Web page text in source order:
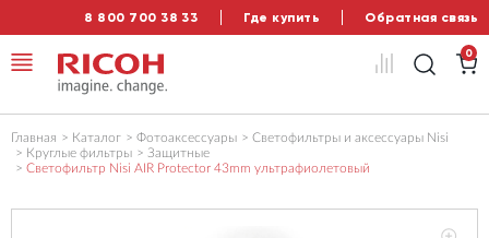
8 800 700 38 33 Где купить Обратная связь
0
Главная Каталог Фотоаксессуары
Светофильтры и аксессуары Nisi
Круглые фильтры
Защитные
Светофильтр Nisi AIR Protector 43mm ультрафиолетовый